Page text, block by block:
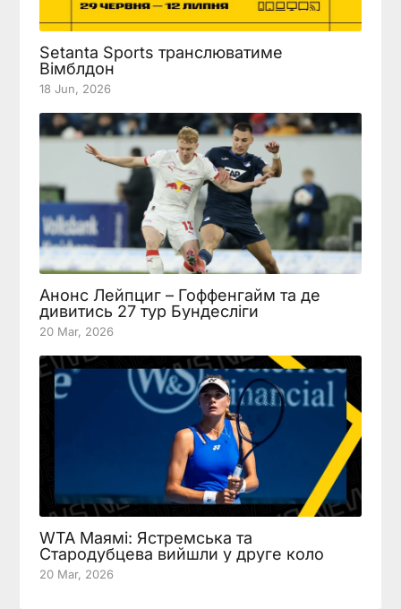
Setanta Sports транслюватиме
Вімблдон
18 Jun, 2026
Анонс Лейпциг – Гоффенгайм та де
дивитись 27 тур Бундесліги
20 Mar, 2026
WTA Маямі: Ястремська та
Стародубцева вийшли у друге коло
20 Mar, 2026